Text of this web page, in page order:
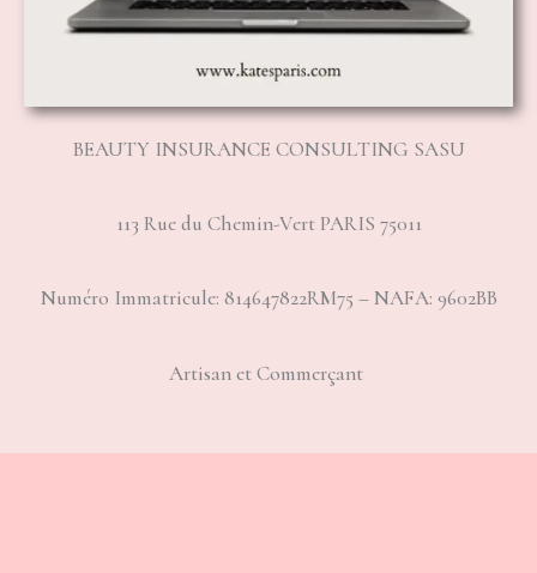
BEAUTY INSURANCE CONSULTING SASU
113 Rue du Chemin-Vert PARIS 75011
Numéro Immatricule: 814647822RM75 – NAFA: 9602BB
Artisan et Commerçant